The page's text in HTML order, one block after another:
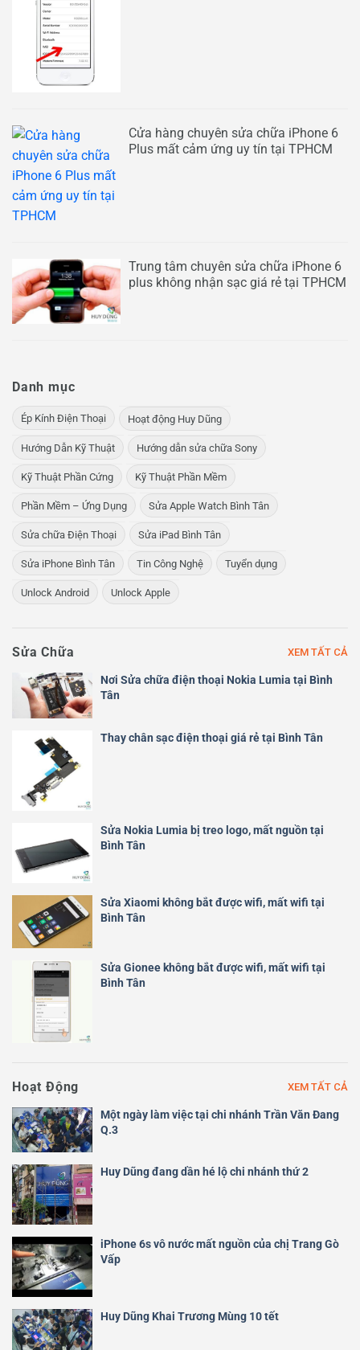
Cửa hàng chuyên sửa chữa iPhone 6
Plus mất cảm ứng uy tín tại TPHCM
Trung tâm chuyên sửa chữa iPhone 6
plus không nhận sạc giá rẻ tại TPHCM
Danh mục
Ép Kính Điện Thoại Hoạt động Huy Dũng
Hướng Dẫn Kỹ Thuật Hướng dẫn sửa chữa Sony
Kỹ Thuật Phần Cứng Kỹ Thuật Phần Mềm
Phần Mềm – Ứng Dụng Sửa Apple Watch Bình Tân
Sửa chữa Điện Thoại Sửa iPad Bình Tân
Sửa iPhone Bình Tân Tin Công Nghệ Tuyển dụng
Unlock Android Unlock Apple
Sửa Chữa XEM TẤT CẢ
Nơi Sửa chữa điện thoại Nokia Lumia tại Bình
Tân
Thay chân sạc điện thoại giá rẻ tại Bình Tân
Sửa Nokia Lumia bị treo logo, mất nguồn tại
Bình Tân
Sửa Xiaomi không bắt được wifi, mất wifi tại
Bình Tân
Sửa Gionee không bắt được wifi, mất wifi tại
Bình Tân
Hoạt Động XEM TẤT CẢ
Một ngày làm việc tại chi nhánh Trần Văn Đang
Q.3
Huy Dũng đang dần hé lộ chi nhánh thứ 2
iPhone 6s vô nước mất nguồn của chị Trang Gò
Vấp
Huy Dũng Khai Trương Mùng 10 tết